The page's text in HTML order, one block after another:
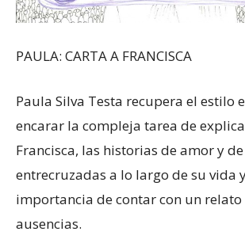
PAULA: CARTA A FRANCISCA
Paula Silva Testa recupera el estilo
encarar la compleja tarea de
Francisca, las historias de amor y
entrecruzadas a lo largo de su vida
importancia de contar con un
ausencias.